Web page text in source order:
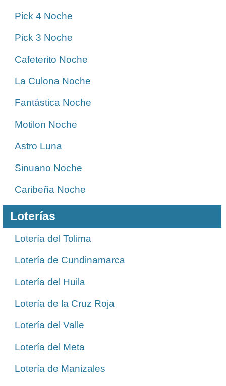
Pick 4 Noche
Pick 3 Noche
Cafeterito Noche
La Culona Noche
Fantástica Noche
Motilon Noche
Astro Luna
Sinuano Noche
Caribeña Noche
Loterías
Lotería del Tolima
Lotería de Cundinamarca
Lotería del Huila
Lotería de la Cruz Roja
Lotería del Valle
Lotería del Meta
Lotería de Manizales